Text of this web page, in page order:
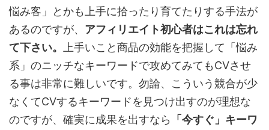
悩み客」とかも上手に拾ったり育てたりする手法が
あるのですが、 アフィリエイト初心者はこれは忘れ
て下さい。
上手いこと商品の効能を把握して「悩み
系」のニッチなキーワードで攻めてみてもCVさせ
る事は非常に難しいです。勿論、こういう競合が少
なくてCVするキーワードを見つけ出すのが理想な
のですが、確実に成果を出すなら
「今すぐ」キーワ